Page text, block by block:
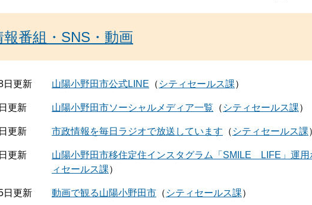
報番組・SNS・動画
日更新 山陽小野田市公式LINE シティセールス課
更新 山陽小野田市ソーシャルメディア一覧 シティセールス課
更新 市政情報を毎日ラジオで放送しています シティセールス課
更新 山陽小野田市移住定住インスタグラム「SMILE LIFE」運用
ィセールス課
日更新 動画で観る山陽小野田市 シティセールス課